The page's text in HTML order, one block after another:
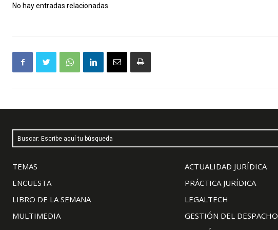
No hay entradas relacionadas
Buscar: Escribe aquí tu búsqueda
TEMAS
ENCUESTA
LIBRO DE LA SEMANA
MULTIMEDIA
ACTUALIDAD JURÍDICA
PRÁCTICA JURÍDICA
LEGALTECH
GESTIÓN DEL DESPACHO